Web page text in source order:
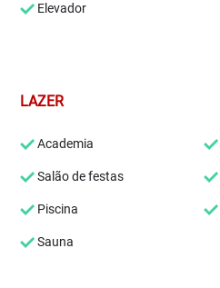
Elevador
LAZER
Academia
Salão de festas
Piscina
Sauna